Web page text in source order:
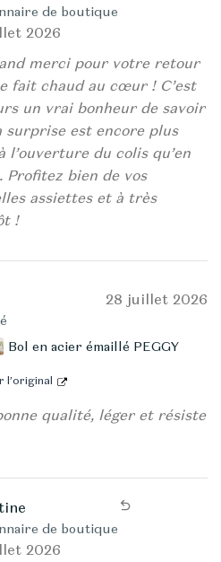
de boutique
2026
merci pour votre retour
fait chaud au cœur ! C’est
un vrai bonheur de savoir
surprise est encore plus
l’ouverture du colis qu’en
Profitez bien de vos
assiettes et à très
!
28 juillet 2026
Bol en acier émaillé PEGGY
l’original
qualité, léger et résiste
de boutique
2026